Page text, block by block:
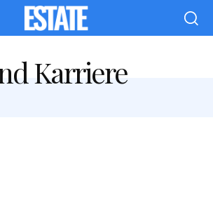
Karriere